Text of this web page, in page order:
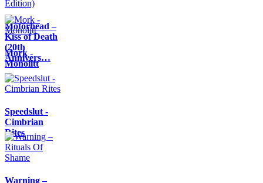
Motörhead –
Kiss of Death
(20th
Annivers…
Mork -
Monolitt
Speedslut -
Cimbrian
Rites
Warning –